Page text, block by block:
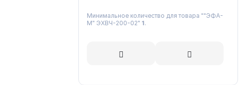
Минимальное количество для товара ""ЭФА-
М" ЭХВЧ-200-02" 1.